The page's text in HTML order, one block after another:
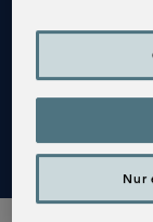
Aufbau
Qualifizierte
Mehr zu
Nur